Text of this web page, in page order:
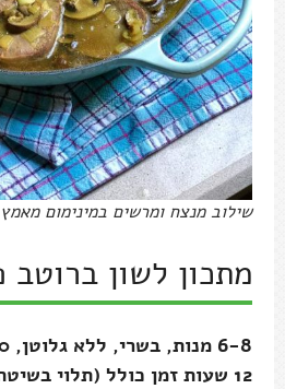
שילוב מנצח ומרשים במינימום
מתכון לשון ברוטב
12 שעות זמן כולל (תלוי בשיטת הבישול שבוחרים)